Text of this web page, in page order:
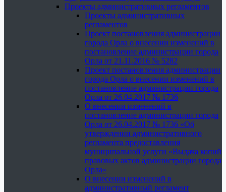
Проекты административных регламентов
Проекты административных
регламентов
Проект постановления администрации
города Орла о внесении изменений в
постановление администрации города
Орла от 21.11.2016 № 5282
Проект постановления администрации
города Орла о внесении изменений в
постановление администрации города
Орла от 26.04.2017 № 1736
О внесении изменений в
постановление администрации города
Орла от 26.04.2017 № 1736 «Об
утверждении административного
регламента предоставления
муниципальной услуги «Выдача копий
правовых актов администрации города
Орла»
О внесении изменений в
административный регламент